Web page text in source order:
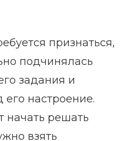
признаться,
подчинялась
задания и
его настроение.
начать решать
взять